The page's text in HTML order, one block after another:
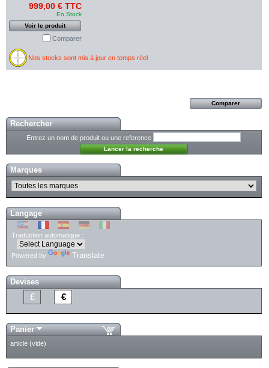
999,00 € TTC
En Stock
Voir le produit
Comparer
Nos stocks sont mis à jour en temps réel
Rechercher
Entrez un nom de produit ou une reference
Marques
Langage
Traduction automatique :
Powered by Translate
Devises
£ €
Panier
article (vide)